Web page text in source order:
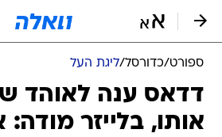
ספורט/כדורסל/ליגת העל
דדאס ענה לאוהד
אותו, בלייזר מודה: